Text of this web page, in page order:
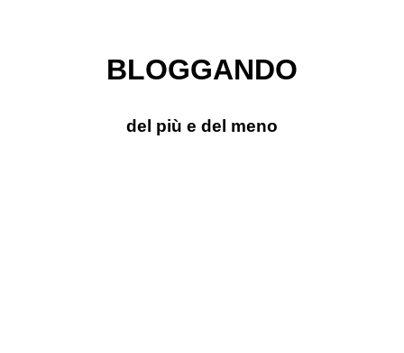
BLOGGANDO
del più e del meno